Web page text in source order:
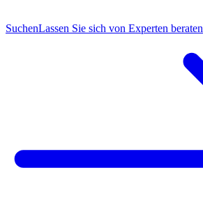
SuchenLassen Sie sich von Experten beraten